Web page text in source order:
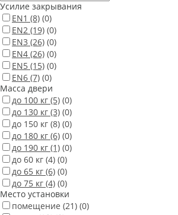
Усилие закрывания
EN1 (8) (0)
EN2 (19) (0)
EN3 (26) (0)
EN4 (26) (0)
EN5 (15) (0)
EN6 (7) (0)
Масса двери
до 100 кг (5) (0)
до 130 кг (3) (0)
до 150 кг (8) (0)
до 180 кг (6) (0)
до 190 кг (1) (0)
до 60 кг (4) (0)
до 65 кг (6) (0)
до 75 кг (4) (0)
Место установки
помещение (21) (0)